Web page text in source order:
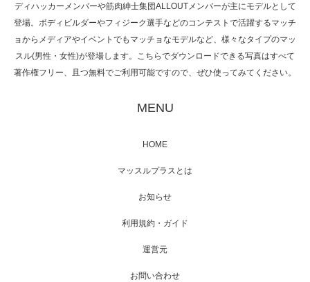
た（6/8放送）
映画「メカバース」舞台挨拶へマッスルプラ
【TV】NHK BS「COOL JAPAN 」にてマッス
ディハッカーメンバーや筋肉紳士集団ALLOUTメンバーが主にモデルとして
登場。ボディビルダーやフィジーク選手などのコンテストで活躍するマッチ
ョからメディアやイベントでもマッチョなモデルなど、様々なタイプのマッ
スル(男性・女性)が登場します。こちらでダウンロードできる写真はすべて
著作権フリー、且つ無料でご利用可能ですので、ぜひ使ってみてください。
MENU
HOME
マッスルプラスとは
お知らせ
利用規約・ガイド
運営元
お問い合わせ